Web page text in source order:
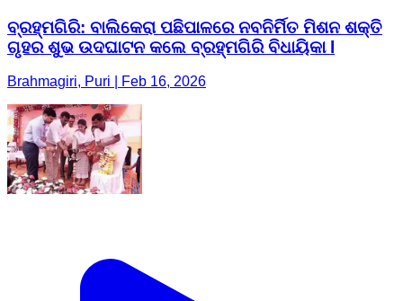
ବ୍ରହ୍ମଗିରି: ବାଲିକେରା ପଛିପାଳରେ ନବନିର୍ମିତ ମିଶନ ଶକ୍ତି
ଗୃହର ଶୁଭ ଉଦଘାଟନ କଲେ ବ୍ରହ୍ମଗିରି ବିଧାୟିକା l
Brahmagiri, Puri | Feb 16, 2026